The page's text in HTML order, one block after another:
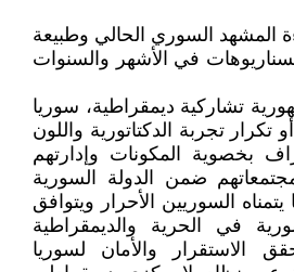
المشهد السوري الحالي وطبيعة
في الأشهر والسنوات
تشاركية ديمقراطية، سوريا
تكرار تجربة الدكتاتورية واللون
بخصوية المكونات وإدارتهم
ضمن الدولة السورية
يتمناه السوريين الأحرار ويتوافق
في الحرية والديمقراطية
الاستقرار والأمان لسوريا